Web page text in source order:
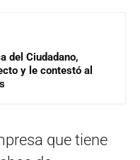
del Ciudadano,
y le contestó al
que tiene